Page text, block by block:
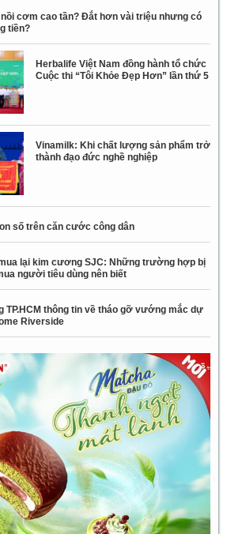
nồi cơm cao tần? Đắt hơn vài triệu nhưng có
tiền?
Herbalife Việt Nam đồng hành tổ chức
Cuộc thi “Tôi Khỏe Đẹp Hơn” lần thứ 5
Vinamilk: Khi chất lượng sản phẩm trở
thành đạo đức nghề nghiệp
số trên căn cước công dân
lại kim cương SJC: Những trường hợp bị
người tiêu dùng nên biết
TP.HCM thông tin về tháo gỡ vướng mắc dự
Riverside